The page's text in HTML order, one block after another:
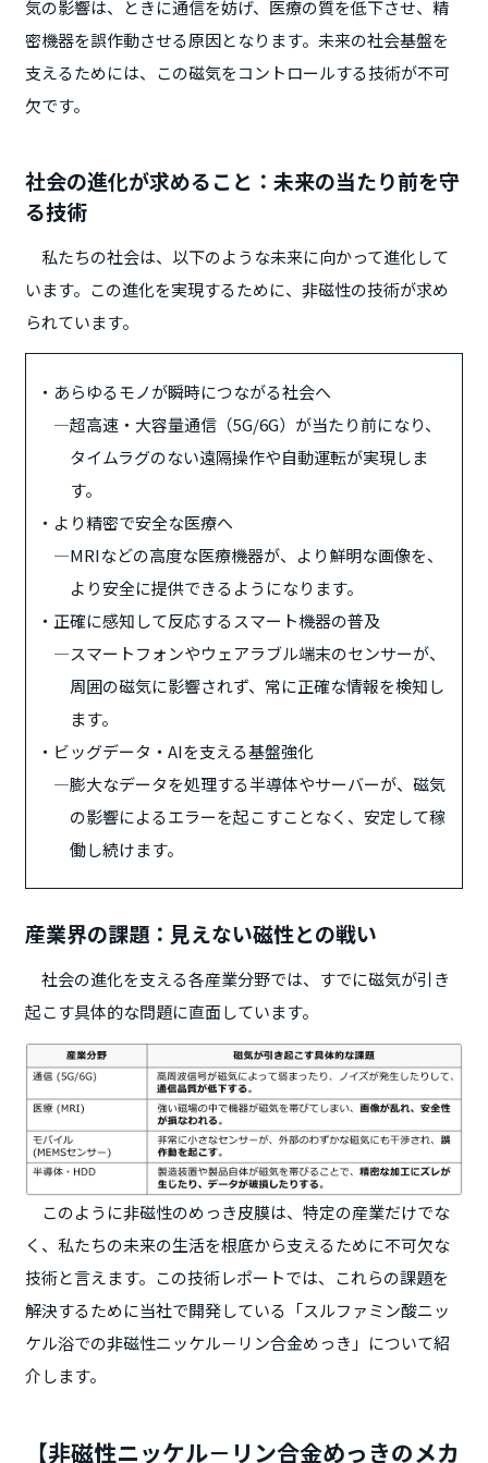
気の影響は、ときに通信を妨げ、医療の質を低下させ、精
密機器を誤作動させる原因となります。未来の社会基盤を
支えるためには、この磁気をコントロールする技術が不可
欠です。
社会の進化が求めること：未来の当たり前を守
る技術
私たちの社会は、以下のような未来に向かって進化して
います。この進化を実現するために、非磁性の技術が求め
られています。
・ あらゆるモノが瞬時につながる社会へ
―超高速・大容量通信（5G/6G）が当たり前になり、
タイムラグのない遠隔操作や自動運転が実現しま
す。
・ より精密で安全な医療へ
―MRIなどの高度な医療機器が、より鮮明な画像を、
より安全に提供できるようになります。
・ 正確に感知して反応するスマート機器の普及
―スマートフォンやウェアラブル端末のセンサーが、
周囲の磁気に影響されず、常に正確な情報を検知し
ます。
・ ビッグデータ・AIを支える基盤強化
―膨大なデータを処理する半導体やサーバーが、磁気
の影響によるエラーを起こすことなく、安定して稼
働し続けます。
産業界の課題：見えない磁性との戦い
社会の進化を支える各産業分野では、すでに磁気が引き
起こす具体的な問題に直面しています。
このように非磁性のめっき皮膜は、特定の産業だけでな
く、私たちの未来の生活を根底から支えるために不可欠な
技術と言えます。この技術レポートでは、これらの課題を
解決するために当社で開発している「スルファミン酸ニッ
ケル浴での非磁性ニッケル－リン合金めっき」について紹
介します。
【非磁性ニッケル－リン合金めっきのメカ